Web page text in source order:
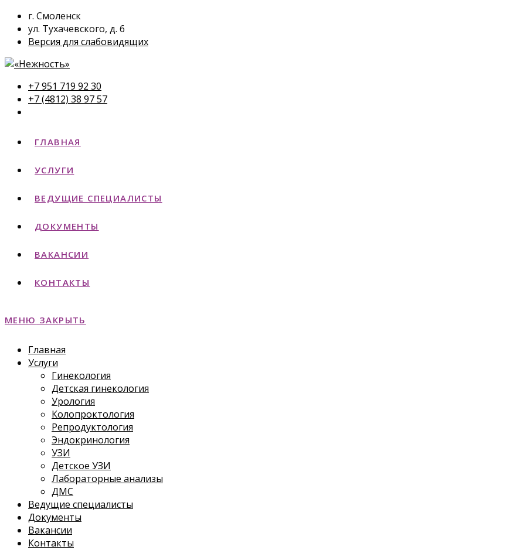
г. Смоленск
ул. Тухачевского, д. 6
Версия для слабовидящих
+7 951 719 92 30
+7 (4812) 38 97 57
ГЛАВНАЯ
УСЛУГИ
ВЕДУЩИЕ СПЕЦИАЛИСТЫ
ДОКУМЕНТЫ
ВАКАНСИИ
КОНТАКТЫ
МЕНЮ ЗАКРЫТЬ
Главная
Услуги
Гинекология
Детская гинекология
Урология
Колопроктология
Репродуктология
Эндокринология
УЗИ
Детское УЗИ
Лабораторные анализы
ДМС
Ведущие специалисты
Документы
Вакансии
Контакты